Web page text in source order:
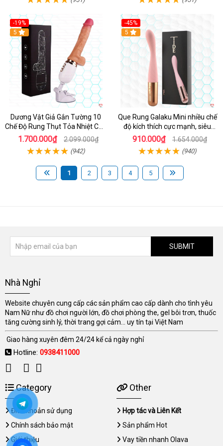
-19%
Hot
5
Dương Vật Giả Gắn Tường 10
Chế Độ Rung Thụt Tỏa Nhiệt Cao
Cấp
1.700.000₫ 2.099.000₫
(942)
-45%
Hot
5
Que Rung Galaku Mini nhiều chế
độ kích thích cực mạnh, siêu
sướng
910.000₫ 1.654.000₫
(940)
1 2 3 4 5
SUBMIT
Nhà Nghỉ
Website chuyên cung cấp các sản phẩm cao cấp dành cho tình yêu
Nam Nữ như đồ chơi người lớn, đồ chơi phòng the, gel bôi trơn, thuốc
tăng cường sinh lý, thời trang gợi cảm... uy tín tại Việt Nam
Giao hàng xuyên đêm 24/24 kể cả ngày nghỉ
Hotline: 0938411000
Category
Điều khoản sử dụng
Chính sách bảo mật
Giới thiệu
Other
Hợp tác và Liên Kết
Sản phẩm Hot
Vay tiền nhanh Olava